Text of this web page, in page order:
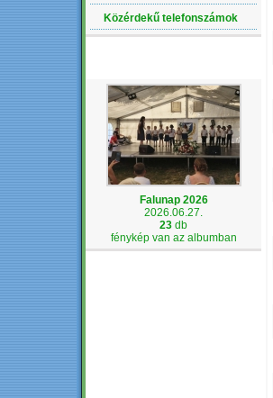
Közérdekű telefonszámok
Falunap 2026
2026.06.27.
23 db
fénykép van az albumban